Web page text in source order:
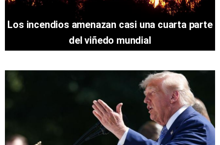
Los incendios amenazan casi una cuarta parte
del viñedo mundial